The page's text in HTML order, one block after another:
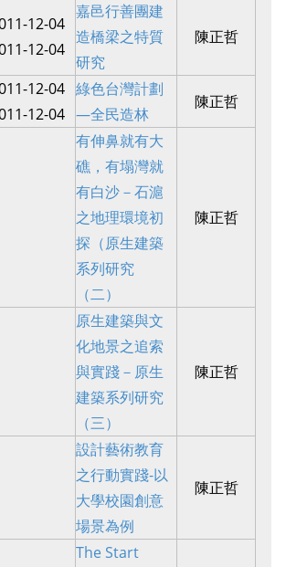
12-04
12-04
嘉邑行善團建
造橋梁之特質
研究
陳正哲
12-04
12-04
綠色台灣計劃
—全民造林
陳正哲
有伸鼻就有大
礁，有塌灣就
有白沙－石滬
之地理環境初
探（原生建築
系列研究
（二）
陳正哲
原生建築與文
化地景之追索
與實踐－原生
建築系列研究
（三）
陳正哲
設計藝術教育
之行動實踐-以
大學校園創意
場景為例
陳正哲
The Start